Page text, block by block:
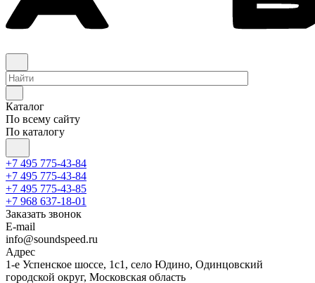
Каталог
По всему сайту
По каталогу
+7 495 775-43-84
+7 495 775-43-84
+7 495 775-43-85
+7 968 637-18-01
Заказать звонок
E-mail
info@soundspeed.ru
Адрес
1-е Успенское шоссе, 1с1, село Юдино, Одинцовский
городской округ, Московская область